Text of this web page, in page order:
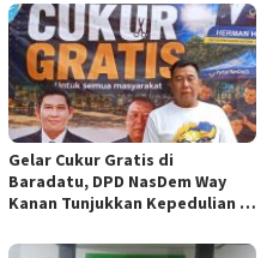
Gelar Cukur Gratis di
Baradatu, DPD NasDem Way
Kanan Tunjukkan Kepedulian di